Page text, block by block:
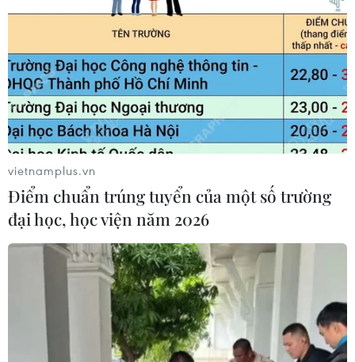
TIN CÙNG CHUYÊN MỤC
Trung Quốc đẩy mạnh tài chính số,
từng bước phát triển nhân dân tệ kỹ
vietnamplus.vn
Điểm chuẩn trúng tuyển của một số trường
đại học, học viện năm 2026